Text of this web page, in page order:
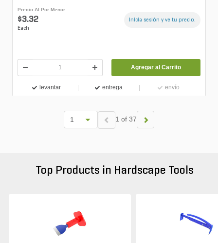
Precio Al Por Menor
$3.32
Each
Inicia sesión y ve tu precio.
Agregar al Carrito
levantar entrega envío
1 of 37
Top Products in Hardscape Tools